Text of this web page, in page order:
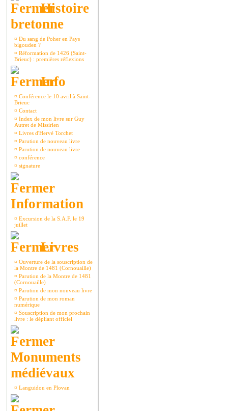
Histoire
bretonne
¤ Du sang de Poher en Pays
bigouden ?
¤ Réformation de 1426 (Saint-
Brieuc) : premières réflexions
Info
¤ Conférence le 10 avril à Saint-
Brieuc
¤ Contact
¤ Index de mon livre sur Guy
Autret de Missirien
¤ Livres d'Hervé Torchet
¤ Parution de nouveau livre
¤ Parution de nouveau livre
¤ conférence
¤ signature
Information
¤ Excursion de la S.A.F. le 19
juillet
Livres
¤ Ouverture de la souscription de
la Montre de 1481 (Cornouaille)
¤ Parution de la Montre de 1481
(Cornouaille)
¤ Parution de mon nouveau livre
¤ Parution de mon roman
numérique
¤ Souscription de mon prochain
livre : le dépliant officiel
Monuments
médiévaux
¤ Languidou en Plovan